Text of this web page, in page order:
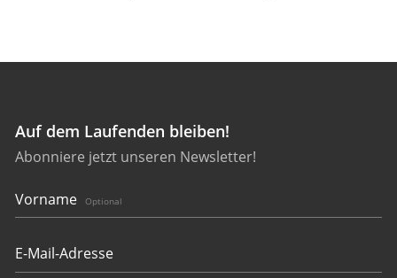
Auf dem Laufenden bleiben!
Abonniere jetzt unseren Newsletter!
Vorname Optional